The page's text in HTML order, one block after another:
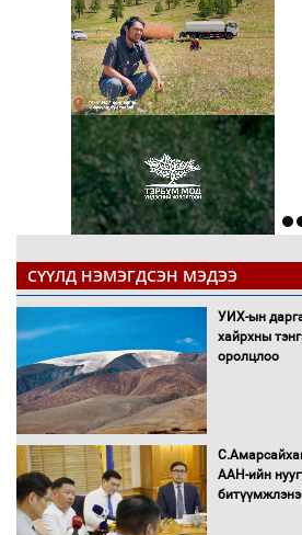
СҮҮЛД НЭМЭГДСЭН МЭДЭЭ
УИХ-ын
хайрхны
оролцлоо
ААН-ийн
битүүмжлэнэ